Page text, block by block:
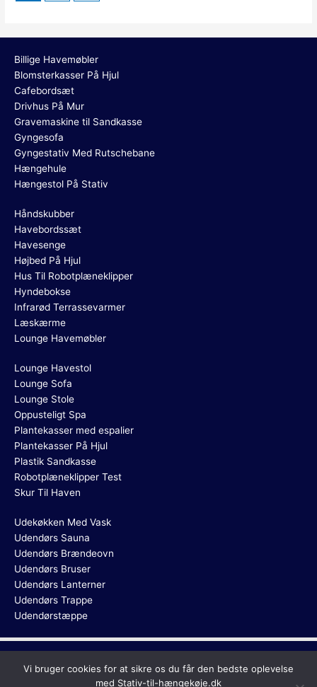
Billige Havemøbler
Blomsterkasser På Hjul
Cafebordsæt
Drivhus På Mur
Gravemaskine til Sandkasse
Gyngesofa
Gyngestativ Med Rutschebane
Hængehule
Hængestol På Stativ
Håndskubber
Havebordssæt
Havesenge
Højbed På Hjul
Hus Til Robotplæneklipper
Hyndebokse
Infrarød Terrassevarmer
Læskærme
Lounge Havemøbler
Lounge Havestol
Lounge Sofa
Lounge Stole
Oppusteligt Spa
Plantekasser med espalier
Plantekasser På Hjul
Plastik Sandkasse
Robotplæneklipper Test
Skur Til Haven
Udekøkken Med Vask
Udendørs Sauna
Udendørs Brændeovn
Udendørs Bruser
Udendørs Lanterner
Udendørs Trappe
Udendørstæppe
Copyright © 2026 Stativ Til Hængekøje
Vi bruger cookies for at sikre os du får den bedste oplevelse
med Stativ-til-hængekøje.dk